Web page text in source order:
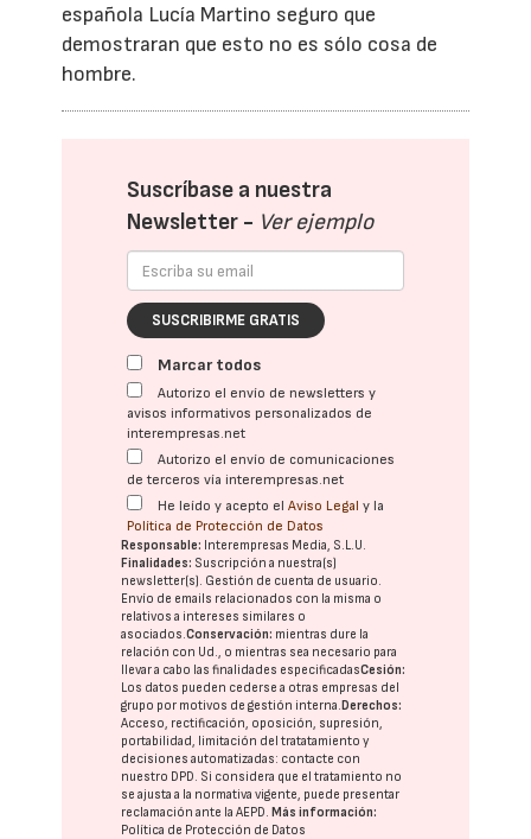
española Lucía Martino seguro que
demostraran que esto no es sólo cosa de
hombre.
Suscríbase a nuestra
Newsletter - Ver ejemplo
SUSCRIBIRME GRATIS
Marcar todos
Autorizo el envío de newsletters y
avisos informativos personalizados de
interempresas.net
Autorizo el envío de comunicaciones
de terceros vía interempresas.net
He leído y acepto elAviso Legal y la
Política de Protección de Datos
Responsable: Interempresas Media, S.L.U.
Finalidades: Suscripción a nuestra(s)
newsletter(s). Gestión de cuenta de usuario.
Envío de emails relacionados con la misma o
relativos a intereses similares o
asociados.Conservación: mientras dure la
relación con Ud., o mientras sea necesario para
llevar a cabo las finalidades especificadasCesión:
Los datos pueden cederse a otras empresas del
grupo por motivos de gestión interna.Derechos:
Acceso, rectificación, oposición, supresión,
portabilidad, limitación del tratatamiento y
decisiones automatizadas: contacte con
nuestro DPD. Si considera que el tratamiento no
se ajusta a la normativa vigente, puede presentar
reclamación ante laAEPD.Más información:
Política de Protección de Datos